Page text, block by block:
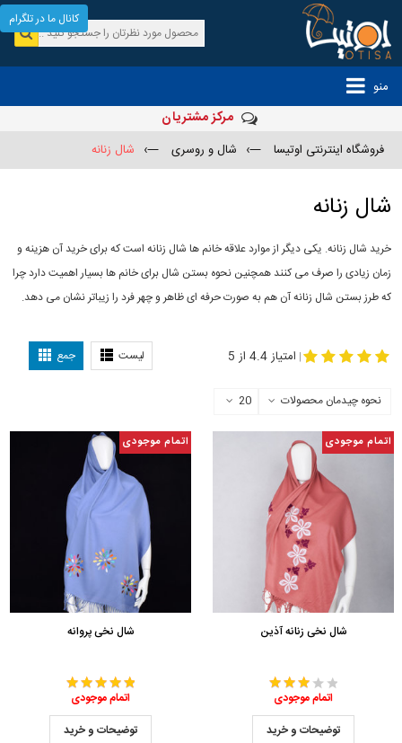
منو
مرکز مشتریان
فروشگاه اینترنتی اوتیسا —› شال و روسری —› شال زنانه
شال زنانه
خرید شال زنانه. یکی دیگر از موارد علاقه خانم ها شال زنانه است که برای خرید آن هزینه و
زمان زیادی را صرف می کنند همچنین نحوه بستن شال برای خانم ها بسیار اهمیت دارد چرا
که طرز بستن شال زنانه آن هم به صورت حرفه ای ظاهر و چهر فرد را زیباتر نشان می دهد.
لیست جمع | امتیاز 4.4 از 5
نحوه چیدمان محصولات 20
اتمام موجودی
شال نخی زنانه آذین
اتمام موجودی
توضیحات و خرید
اتمام موجودی
شال نخی پروانه
اتمام موجودی
توضیحات و خرید
کانال ما در تلگرام